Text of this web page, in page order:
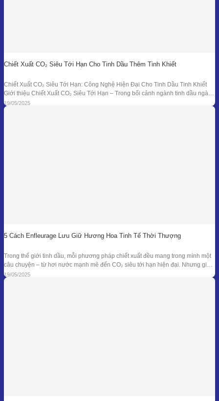
Chiết Xuất CO₂ Siêu Tới Hạn Cho Tinh Dầu Thêm Tinh Khiết
Chiết Xuất CO₂ Siêu Tới Hạn: Công Nghệ Hiện Đại Cho Tinh Dầu Tinh Khiết
Giới thiệu Chiết Xuất CO₂ Siêu Tới Hạn – Trong bối cảnh ngành tinh dầu ngày
càng đồi hỏi cao về độ tinh khiết, tính an toàn và hiệu quả sinh học, phương
pháp chiết xuất bằng CO₂ siêu tới
19/05/2025
5 Cách Enfleurage Lưu Giữ Hương Hoa Tinh Tế Thời Thượng
Trong thế giới tinh dầu, mỗi phương pháp chiết xuất đều mang trong mình một
câu chuyện – từ hơi nước mạnh mẽ đến CO₂ siêu tới hạn hiện đại. Nhưng giữa
dòng chảy công nghệ ấy, enfleurage – một kỹ thuật cổ xưa và tinh tế – vẫn tồn
tại như một biểu tượng
19/05/2025